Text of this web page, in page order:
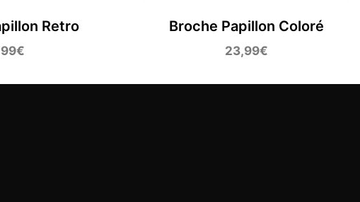
Retro
€
Broche Papillon Coloré
23,99€